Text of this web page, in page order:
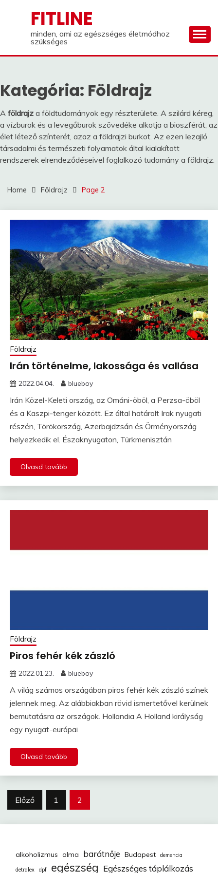
FITLINE
minden, ami az egészséges életmódhoz
szükséges
Kategória: Földrajz
A földrajz a földtudományok egy részterülete. A szilárd kéreg,
a vízburok és a levegőburok szövedéke alkotja a bioszférát, az
élet létező színterét, azaz a földrajzi burkot. Az ezen lezajló
társadalmi és természeti folyamatok által kialakított
rendszerek elrendeződéseivel foglalkozó tudomány a földrajz.
Home Földrajz Page 2
Földrajz
Irán történelme, lakossága és vallása
2022.04.04. blueboy
Irán Közel-Keleti ország, az Ománi-öböl, a Perzsa-öböl
és a Kaszpi-tenger között. Ez által határolt Irak nyugati
részén, Törökország, Azerbajdzsán és Örményország
helyezkedik el. Északnyugaton, Türkmenisztán
Olvasd tovább
Földrajz
Piros fehér kék zászló
2022.01.23. blueboy
A világ számos országában piros fehér kék zászló színek
jelennek meg. Az alábbiakban rövid ismertetővel kerülnek
bemutatásra az országok. Hollandia A Holland királyság
egy nyugat-európai
Olvasd tovább
Bejegyzések
Előző 1 2
alkoholizmus alma barátnője Budapest demencia
detralex dpf egészség Egészséges táplálkozás